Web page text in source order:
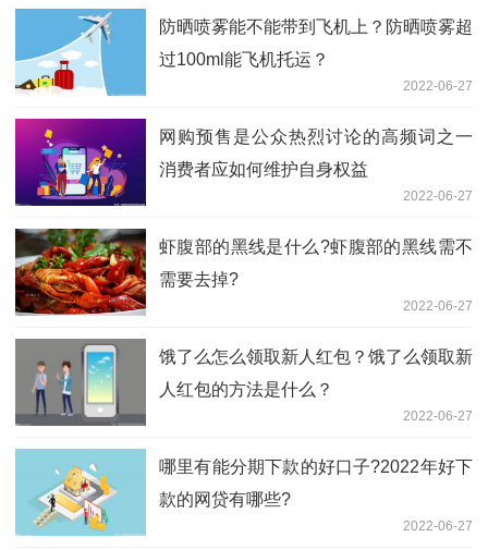
防晒喷雾能不能带到飞机上？防晒喷雾超
过100ml能飞机托运？
2022-06-27
网购预售是公众热烈讨论的高频词之一
消费者应如何维护自身权益
2022-06-27
虾腹部的黑线是什么?虾腹部的黑线需不
需要去掉?
2022-06-27
饿了么怎么领取新人红包？饿了么领取新
人红包的方法是什么？
2022-06-27
哪里有能分期下款的好口子?2022年好下
款的网贷有哪些?
2022-06-27